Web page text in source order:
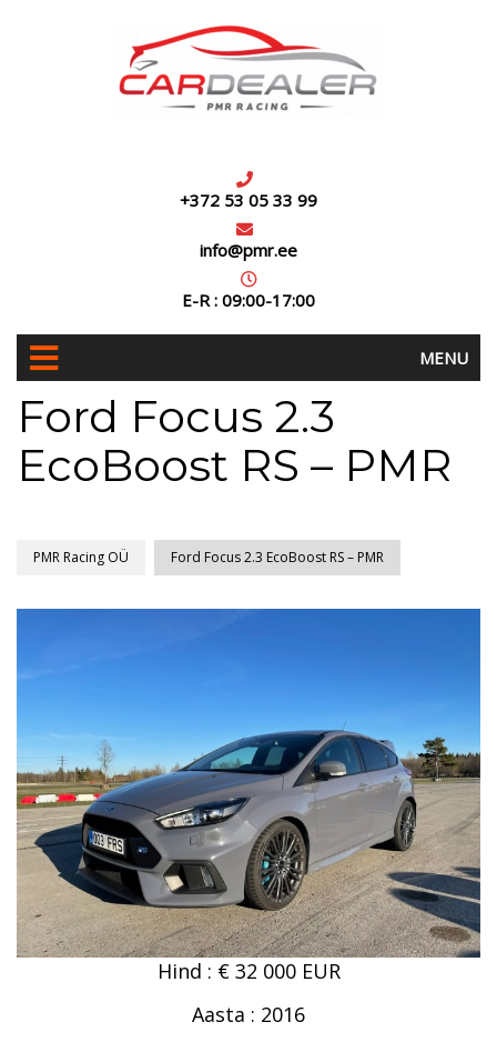
+372 53 05 33 99
info@pmr.ee
E-R : 09:00-17:00
MENU
Ford Focus 2.3
EcoBoost RS – PMR
PMR Racing OÜ Ford Focus 2.3 EcoBoost RS – PMR
Hind : € 32 000 EUR
Aasta : 2016